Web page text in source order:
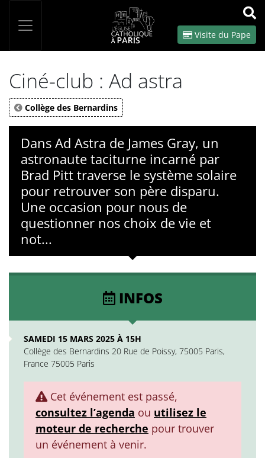
OK
Visite du Pape
Ciné-club : Ad astra
Collège des Bernardins
Dans Ad Astra de James Gray, un
astronaute taciturne incarné par
Brad Pitt traverse le système solaire
pour retrouver son père disparu.
Une occasion pour nous de
questionner nos choix de vie et
not...
INFOS
SAMEDI 15 MARS 2025 À 15H
Collège des Bernardins 20 Rue de Poissy, 75005 Paris,
France 75005 Paris
Cet événement est passé,
consultez l’agenda ou utilisez le
moteur de recherche pour trouver
un événement à venir.
Panneau de gestion des cookies